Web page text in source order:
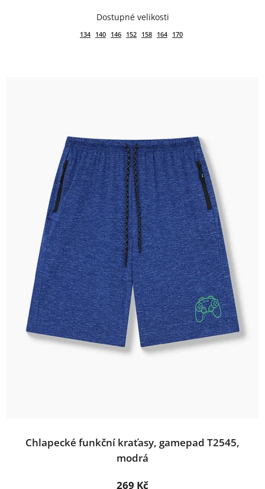
134 140 146 152 158 164 170
Chlapecké funkční kraťasy, gamepad T2545,
modrá
269 Kč